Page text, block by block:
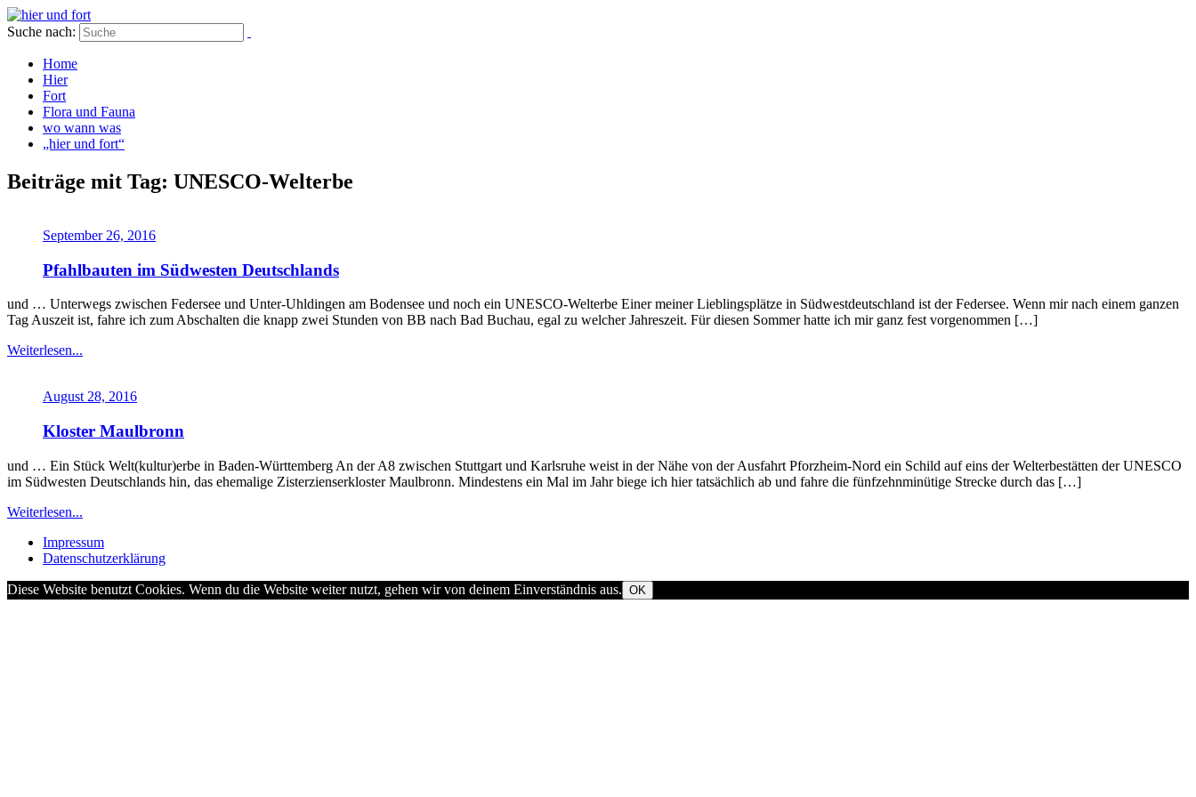
Suche nach:
Home
Hier
Fort
Flora und Fauna
wo wann was
„hier und fort“
Beiträge mit Tag: UNESCO-Welterbe
September 26, 2016
Pfahlbauten im Südwesten Deutschlands
und … Unterwegs zwischen Federsee und Unter-Uhldingen am Bodensee und noch ein UNESCO-Welterbe Einer meiner Lieblingsplätze in Südwestdeutschland ist der Federsee. Wenn mir nach einem ganzen
Tag Auszeit ist, fahre ich zum Abschalten die knapp zwei Stunden von BB nach Bad Buchau, egal zu welcher Jahreszeit. Für diesen Sommer hatte ich mir ganz fest vorgenommen […]
Weiterlesen...
August 28, 2016
Kloster Maulbronn
und … Ein Stück Welt(kultur)erbe in Baden-Württemberg An der A8 zwischen Stuttgart und Karlsruhe weist in der Nähe von der Ausfahrt Pforzheim-Nord ein Schild auf eins der Welterbestätten der UNESCO
im Südwesten Deutschlands hin, das ehemalige Zisterzienserkloster Maulbronn. Mindestens ein Mal im Jahr biege ich hier tatsächlich ab und fahre die fünfzehnminütige Strecke durch das […]
Weiterlesen...
Impressum
Datenschutzerklärung
Diese Website benutzt Cookies. Wenn du die Website weiter nutzt, gehen wir von deinem Einverständnis aus. OK